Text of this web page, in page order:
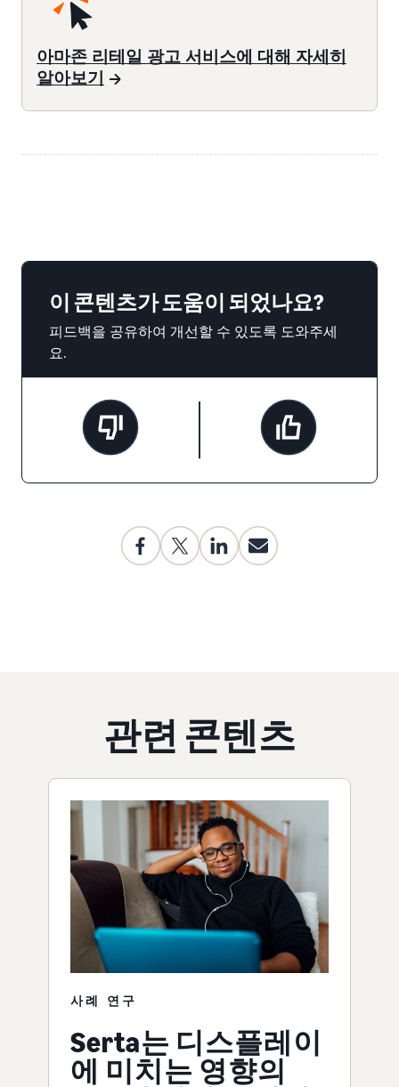
아마존 리테일 광고 서비스에 대해 자세히
알아보기
이 콘텐츠가 도움이 되었나요?
피드백을 공유하여 개선할 수 있도록 도와주세
요.
관련 콘텐츠
사례 연구
Serta는 디스플레이
에 미치는 영향의